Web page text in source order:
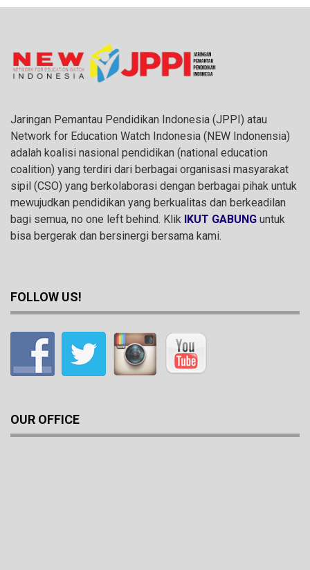
Jaringan Pemantau Pendidikan Indonesia (JPPI) atau
Network for Education Watch Indonesia (NEW Indonensia)
adalah koalisi nasional pendidikan (national education
coalition) yang terdiri dari berbagai organisasi masyarakat
sipil (CSO) yang berkolaborasi dengan berbagai pihak untuk
mewujudkan pendidikan yang berkualitas dan berkeadilan
bagi semua, no one left behind. Klik IKUT GABUNG untuk
bisa bergerak dan bersinergi bersama kami.
FOLLOW US!
OUR OFFICE